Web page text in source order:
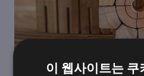
이 웹사이트는